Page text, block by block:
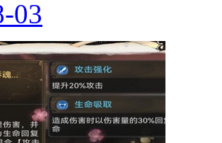
03